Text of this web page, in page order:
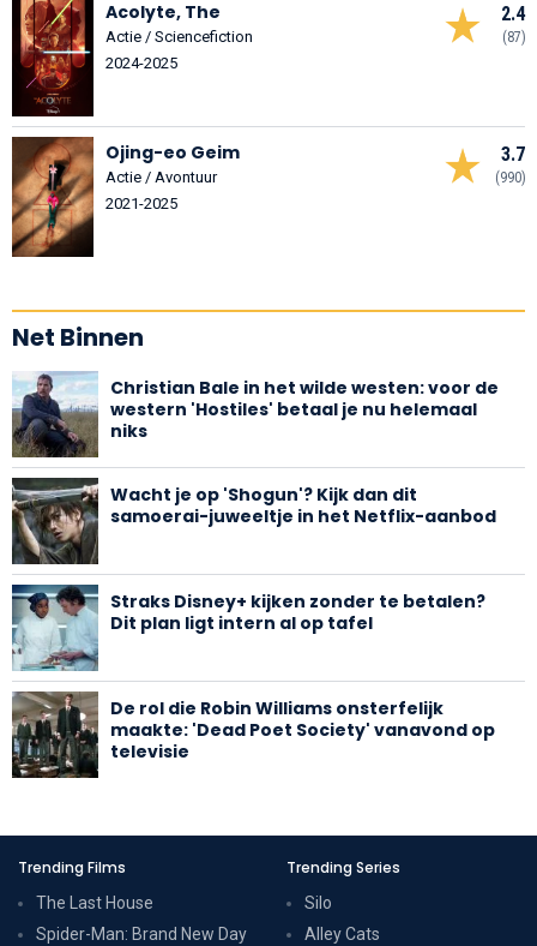
2.4
(87)
Acolyte, The
Actie / Sciencefiction
2024-2025
3.7
(990)
Ojing-eo Geim
Actie / Avontuur
2021-2025
Net Binnen
Christian Bale in het wilde westen: voor de
western 'Hostiles' betaal je nu helemaal
niks
Wacht je op 'Shogun'? Kijk dan dit
samoerai-juweeltje in het Netflix-aanbod
Straks Disney+ kijken zonder te betalen?
Dit plan ligt intern al op tafel
De rol die Robin Williams onsterfelijk
maakte: 'Dead Poet Society' vanavond op
televisie
Trending Films
The Last House
Spider-Man: Brand New Day
Trending Series
Silo
Alley Cats